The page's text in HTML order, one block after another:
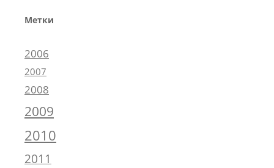
Метки
2006
2007
2008
2009
2010
2011